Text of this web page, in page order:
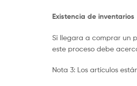
Existencia de inventarios
Si llegara a comprar un
este proceso debe
Nota 3: Los artículos